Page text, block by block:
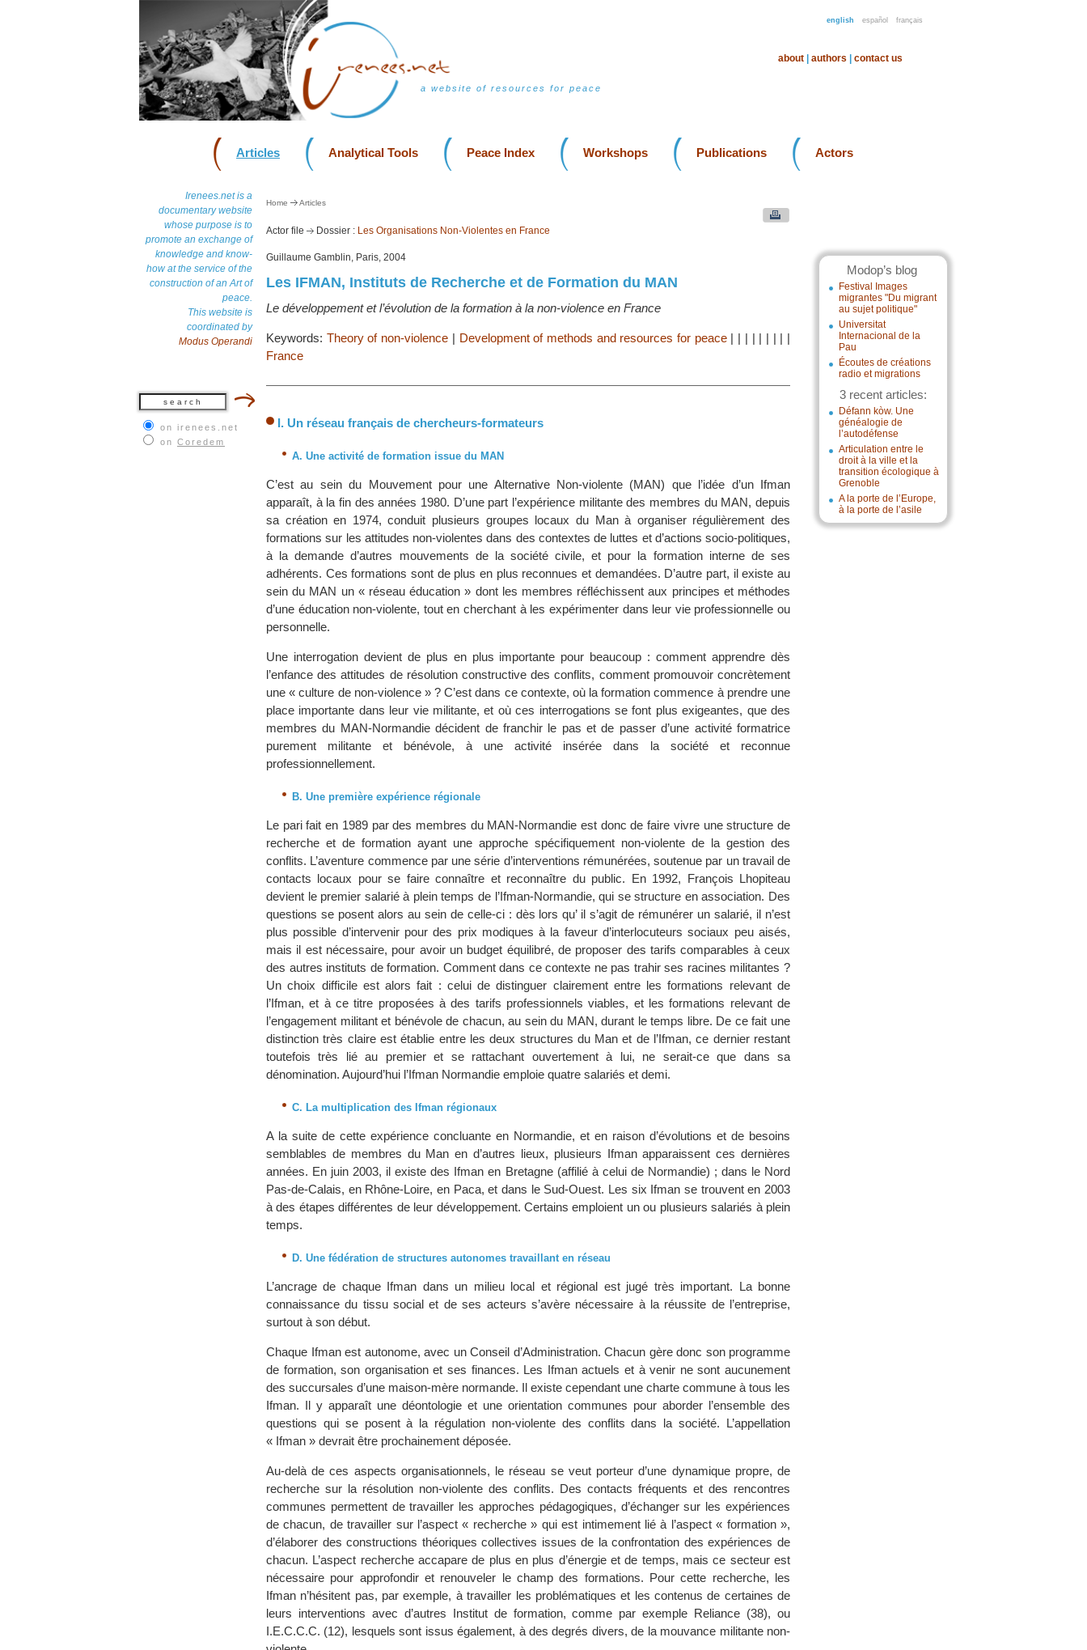
english español français
a website of resources for peace
about authors contact us
Articles Analytical Tools Peace Index Workshops Publications Actors
Irenees.net is a
documentary website
whose purpose is to
promote an exchange of
knowledge and know-
how at the service of the
construction of an Art of
peace.
This website is
coordinated by
Modus Operandi
on irenees.net
on Coredem
Modop’s blog
Festival Images
migrantes "Du migrant
au sujet politique"
Universitat
Internacional de la
Pau
Écoutes de créations
radio et migrations
3 recent articles:
Défann kòw. Une
généalogie de
l’autodéfense
Articulation entre le
droit à la ville et la
transition écologique à
Grenoble
A la porte de l’Europe,
à la porte de l’asile
Home Articles
Actor file Dossier : Les Organisations Non-Violentes en France
Guillaume Gamblin, Paris, 2004
Les IFMAN, Instituts de Recherche et de Formation du MAN
Le développement et l’évolution de la formation à la non-violence en France
Keywords: Theory of non-violence | Development of methods and resources for peace| | | | | | | | |
France
I. Un réseau français de chercheurs-formateurs
A. Une activité de formation issue du MAN
C’est au sein du Mouvement pour une Alternative Non-violente (MAN) que l’idée d’un Ifman
apparaît, à la fin des années 1980. D’une part l’expérience militante des membres du MAN, depuis
sa création en 1974, conduit plusieurs groupes locaux du Man à organiser régulièrement des
formations sur les attitudes non-violentes dans des contextes de luttes et d’actions socio-politiques,
à la demande d’autres mouvements de la société civile, et pour la formation interne de ses
adhérents. Ces formations sont de plus en plus reconnues et demandées. D’autre part, il existe au
sein du MAN un « réseau éducation » dont les membres réfléchissent aux principes et méthodes
d’une éducation non-violente, tout en cherchant à les expérimenter dans leur vie professionnelle ou
personnelle.
Une interrogation devient de plus en plus importante pour beaucoup : comment apprendre dès
l’enfance des attitudes de résolution constructive des conflits, comment promouvoir concrètement
une « culture de non-violence » ? C’est dans ce contexte, où la formation commence à prendre une
place importante dans leur vie militante, et où ces interrogations se font plus exigeantes, que des
membres du MAN-Normandie décident de franchir le pas et de passer d’une activité formatrice
purement militante et bénévole, à une activité insérée dans la société et reconnue
professionnellement.
B. Une première expérience régionale
Le pari fait en 1989 par des membres du MAN-Normandie est donc de faire vivre une structure de
recherche et de formation ayant une approche spécifiquement non-violente de la gestion des
conflits. L’aventure commence par une série d’interventions rémunérées, soutenue par un travail de
contacts locaux pour se faire connaître et reconnaître du public. En 1992, François Lhopiteau
devient le premier salarié à plein temps de l’Ifman-Normandie, qui se structure en association. Des
questions se posent alors au sein de celle-ci : dès lors qu’ il s’agit de rémunérer un salarié, il n’est
plus possible d’intervenir pour des prix modiques à la faveur d’interlocuteurs sociaux peu aisés,
mais il est nécessaire, pour avoir un budget équilibré, de proposer des tarifs comparables à ceux
des autres instituts de formation. Comment dans ce contexte ne pas trahir ses racines militantes ?
Un choix difficile est alors fait : celui de distinguer clairement entre les formations relevant de
l’Ifman, et à ce titre proposées à des tarifs professionnels viables, et les formations relevant de
l’engagement militant et bénévole de chacun, au sein du MAN, durant le temps libre. De ce fait une
distinction très claire est établie entre les deux structures du Man et de l’Ifman, ce dernier restant
toutefois très lié au premier et se rattachant ouvertement à lui, ne serait-ce que dans sa
dénomination. Aujourd’hui l’Ifman Normandie emploie quatre salariés et demi.
C. La multiplication des Ifman régionaux
A la suite de cette expérience concluante en Normandie, et en raison d’évolutions et de besoins
semblables de membres du Man en d’autres lieux, plusieurs Ifman apparaissent ces dernières
années. En juin 2003, il existe des Ifman en Bretagne (affilié à celui de Normandie) ; dans le Nord
Pas-de-Calais, en Rhône-Loire, en Paca, et dans le Sud-Ouest. Les six Ifman se trouvent en 2003
à des étapes différentes de leur développement. Certains emploient un ou plusieurs salariés à plein
temps.
D. Une fédération de structures autonomes travaillant en réseau
L’ancrage de chaque Ifman dans un milieu local et régional est jugé très important. La bonne
connaissance du tissu social et de ses acteurs s’avère nécessaire à la réussite de l’entreprise,
surtout à son début.
Chaque Ifman est autonome, avec un Conseil d’Administration. Chacun gère donc son programme
de formation, son organisation et ses finances. Les Ifman actuels et à venir ne sont aucunement
des succursales d’une maison-mère normande. Il existe cependant une charte commune à tous les
Ifman. Il y apparaît une déontologie et une orientation communes pour aborder l’ensemble des
questions qui se posent à la régulation non-violente des conflits dans la société. L’appellation
« Ifman » devrait être prochainement déposée.
Au-delà de ces aspects organisationnels, le réseau se veut porteur d’une dynamique propre, de
recherche sur la résolution non-violente des conflits. Des contacts fréquents et des rencontres
communes permettent de travailler les approches pédagogiques, d’échanger sur les expériences
de chacun, de travailler sur l’aspect « recherche » qui est intimement lié à l’aspect « formation »,
d’élaborer des constructions théoriques collectives issues de la confrontation des expériences de
chacun. L’aspect recherche accapare de plus en plus d’énergie et de temps, mais ce secteur est
nécessaire pour approfondir et renouveler le champ des formations. Pour cette recherche, les
Ifman n’hésitent pas, par exemple, à travailler les problématiques et les contenus de certaines de
leurs interventions avec d’autres Institut de formation, comme par exemple Reliance (38), ou
I.E.C.C.C. (12), lesquels sont issus également, à des degrés divers, de la mouvance militante non-